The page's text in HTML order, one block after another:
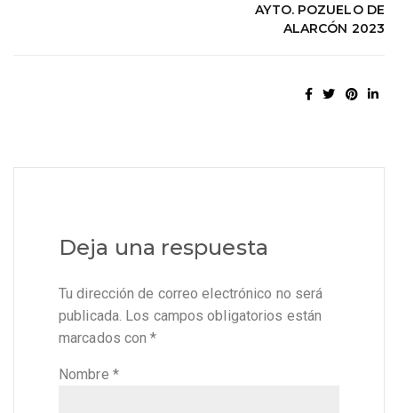
AYTO. POZUELO DE
ALARCÓN 2023
Deja una respuesta
Tu dirección de correo electrónico no será
publicada. Los campos obligatorios están
marcados con*
Nombre *